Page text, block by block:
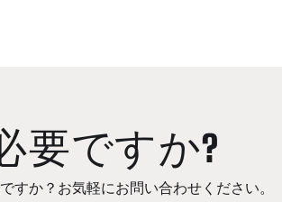
要ですか?
すか？お気軽にお問い合わせください。